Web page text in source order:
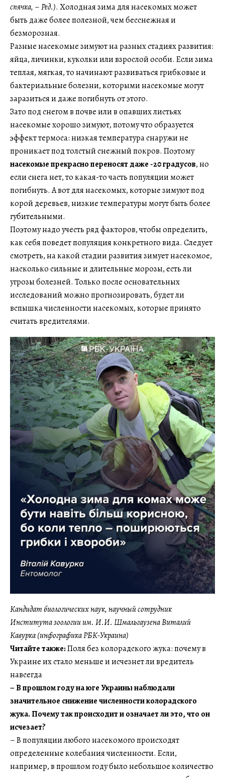
спячка, –Ред.). Холодная зима для насекомых может
быть даже более полезной, чем бесснежная и
безморозная.
Разные насекомые зимуют на разных стадиях развития:
яйца, личинки, куколки или взрослой особи. Если зима
теплая, мягкая, то начинают развиваться грибковые и
бактериальные болезни, которыми насекомые могут
заразиться и даже погибнуть от этого.
Зато под снегом в почве или в опавших листьях
насекомые хорошо зимуют, потому что образуется
эффект термоса: низкая температура снаружи не
проникает под толстый снежный покров. Поэтому
насекомые прекрасно переносят даже -20 градусов, но
если снега нет, то какая-то часть популяции может
погибнуть. А вот для насекомых, которые зимуют под
корой деревьев, низкие температуры могут быть более
губительными.
Поэтому надо учесть ряд факторов, чтобы определить,
как себя поведет популяция конкретного вида. Следует
смотреть, на какой стадии развития зимует насекомое,
насколько сильные и длительные морозы, есть ли
угрозы болезней. Только после основательных
исследований можно прогнозировать, будет ли
вспышка численности насекомых, которые принято
считать вредителями.
Кандидат биологических наук, научный сотрудник
Института зоологии им. И.И. Шмальгаузена Виталий
Кавурка (инфографика РБК-Украина)
Читайте также:Поля без колорадского жука: почему в
Украине их стало меньше и исчезнет ли вредитель
навсегда
–В прошлом году на юге Украины наблюдали
значительное снижение численности колорадского
жука. Почему так происходит и означает ли это, что он
исчезает?
– В популяции любого насекомого происходят
определенные колебания численности. Если,
например, в прошлом году было небольшое количество